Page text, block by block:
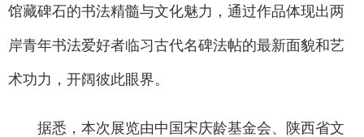
馆藏碑石的书法精髓与文化魅力，通过作品体现出两
岸青年书法爱好者临习古代名碑法帖的最新面貌和艺
术功力，开阔彼此眼界。
据悉，本次展览由中国宋庆龄基金会、陕西省文